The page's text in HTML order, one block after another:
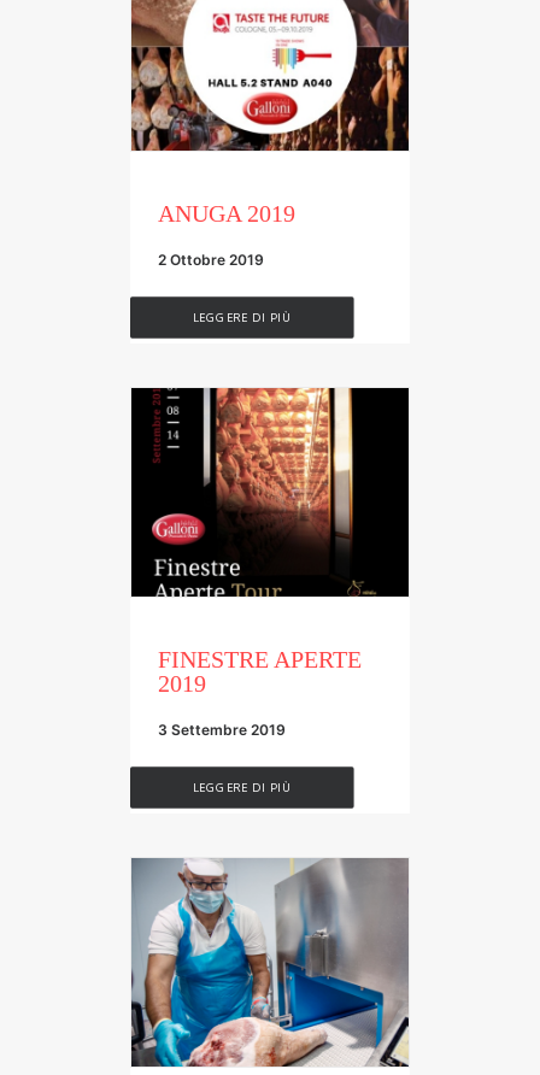
ANUGA 2019
2 Ottobre 2019
LEGGERE DI PIÙ
FINESTRE APERTE
2019
3 Settembre 2019
LEGGERE DI PIÙ